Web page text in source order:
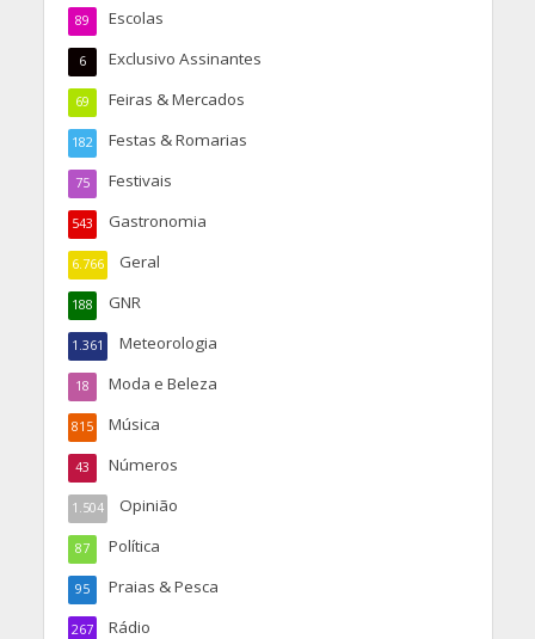
Escolas
89
Exclusivo Assinantes
6
Feiras & Mercados
69
Festas & Romarias
182
Festivais
75
Gastronomia
543
Geral
6.766
GNR
188
Meteorologia
1.361
Moda e Beleza
18
Música
815
Números
43
Opinião
1.504
Política
87
Praias & Pesca
95
Rádio
267